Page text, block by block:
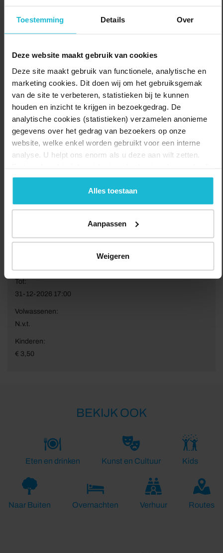
Toestemming Details Over
Deze website maakt gebruik van cookies
Deze site maakt gebruik van functionele, analytische en
marketing cookies. Dit doen wij om het gebruiksgemak
van de site te verbeteren, statistieken bij te kunnen
houden en inzicht te krijgen in bezoekgedrag. De
analytische cookies (statistieken) verzamelen anonieme
gegevens over het gedrag van bezoekers op onze
website, welke enkel worden gebruikt voor een interne
analyse. U helpt ons enorm als u deze aan wilt zetten.
geen commerciële doelstelling. U kunt deze cookies via
de knoppen accepteren, beheren of weigeren.
Alles toestaan
Aanpassen
Weigeren
Voorstraat 97
4132 AP Vianen
Voorstraat. De VVV is open van dinsdag t/m vrijdag van 11.00 tot
15.00 uur en zaterdag van 10.00 tot 17.00 uur.
Bezoek de website Delen:
Tot:
31-12-2026 17:00
Volwassenen:
N.v.t.
Kinderen:
€ 3,50
BEKIJK OOK
Eten en drinken Kunst en Cultuur Kids
Naar Buiten Overnachten Verhuur Routes